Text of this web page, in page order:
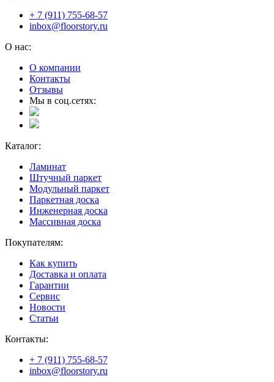
+ 7 (911) 755-68-57
inbox@floorstory.ru
О нас:
О компании
Контакты
Отзывы
Мы в соц.сетях:
Каталог:
Ламинат
Штучный паркет
Модульный паркет
Паркетная доска
Инженерная доска
Массивная доска
Покупателям:
Как купить
Доставка и оплата
Гарантии
Сервис
Новости
Статьи
Контакты:
+ 7 (911) 755-68-57
inbox@floorstory.ru